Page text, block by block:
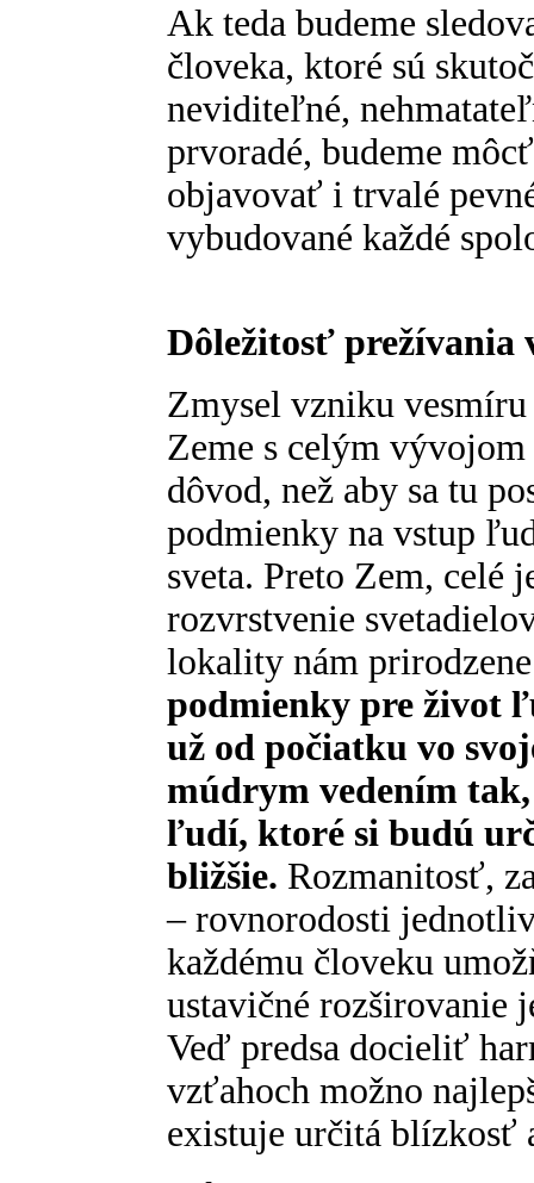
Ak teda budeme
človeka, ktoré sú
neviditeľné,
prvoradé, budeme
objavovať i trvalé
vybudované každé
Dôležitosť prežívania
Zmysel vzniku
Zeme s celým
dôvod, než aby sa tu
podmienky na vstup
sveta. Preto Zem, celé
rozvrstvenie
lokality nám
podmienky pre život
už od počiatku vo
múdrym vedením
ľudí, ktoré si budú
bližšie. Rozmanitosť,
– rovnorodosti
každému človeku
ustavičné rozširovanie
Veď predsa docieliť
vzťahoch možno
existuje určitá blízkosť